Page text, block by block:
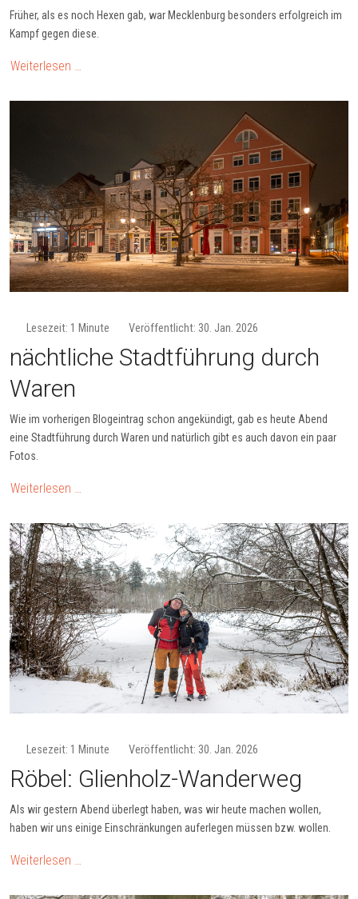
Früher, als es noch Hexen gab, war Mecklenburg besonders erfolgreich im
Kampf gegen diese.
Weiterlesen …
Lesezeit: 1 Minute Veröffentlicht: 30. Jan. 2026
nächtliche Stadtführung durch
Waren
Wie im vorherigen Blogeintrag schon angekündigt, gab es heute Abend
eine Stadtführung durch Waren und natürlich gibt es auch davon ein paar
Fotos.
Weiterlesen …
Lesezeit: 1 Minute Veröffentlicht: 30. Jan. 2026
Röbel: Glienholz-Wanderweg
Als wir gestern Abend überlegt haben, was wir heute machen wollen,
haben wir uns einige Einschränkungen auferlegen müssen bzw. wollen.
Weiterlesen …